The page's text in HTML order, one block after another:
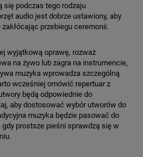
się podczas tego rodzaju
audio jest dobrze ustawiony, aby
przebiegu ceremonii.
wyjątkową oprawę, rozważ
na żywo lub zagra na instrumencie,
muzyka wprowadza szczególną
wcześniej omówić repertuar z
będą odpowiednie do
aby dostosować wybór utworów do
muzyka będzie pasować do
prostsze pieśni sprawdzą się w